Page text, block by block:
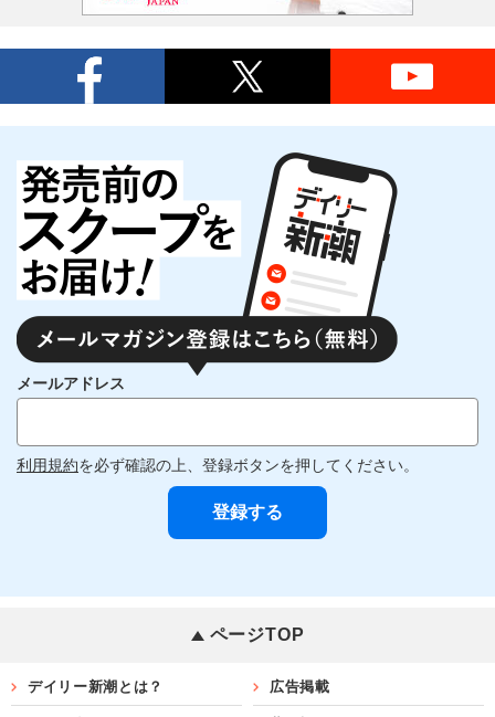
メールアドレス
利用規約を必ず確認の上、登録ボタンを押してください。
ページTOP
デイリー新潮とは？ 広告掲載